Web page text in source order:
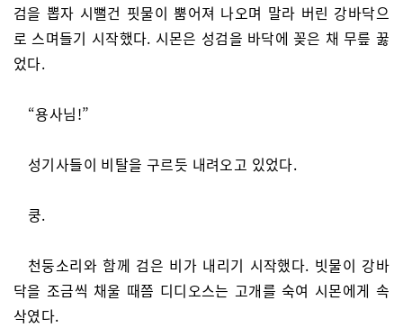
검을 뽑자 시뻘건 핏물이 뿜어져 나오며 말라 버린 강바닥으
로 스며들기 시작했다. 시몬은 성검을 바닥에 꽂은 채 무릎 꿇
었다.
“용사님!”
성기사들이 비탈을 구르듯 내려오고 있었다.
쿵.
천둥소리와 함께 검은 비가 내리기 시작했다. 빗물이 강바
닥을 조금씩 채울 때쯤 디디오스는 고개를 숙여 시몬에게 속
삭였다.